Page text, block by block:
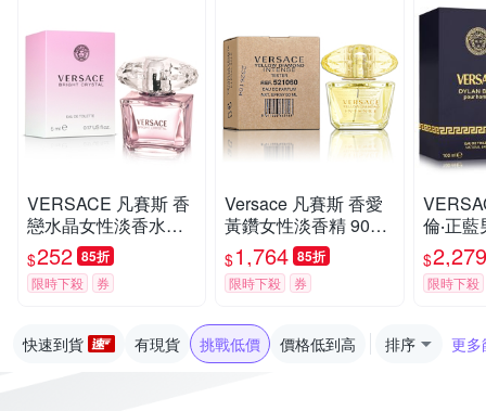
VERSACE 凡賽斯 香
戀水晶女性淡香水小
香 5ml
$252 85折
限時下殺 券
Versace 凡賽斯 香愛
黃鑽女性淡香精 90ML
TESTER 環保包裝
$1,764 85折
限時下殺 券
倫‧正
0ml
$2,279
限時下殺
快速到貨 有現貨 挑戰低價 價格低到高 排序 更多